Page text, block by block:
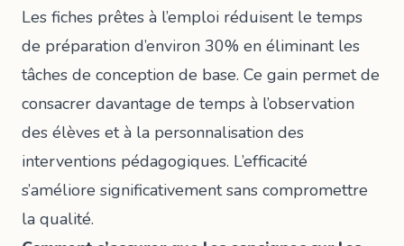
Les fiches prêtes à l’emploi réduisent le temps
de préparation d’environ 30% en éliminant les
tâches de conception de base. Ce gain permet de
consacrer davantage de temps à l’observation
des élèves et à la personnalisation des
interventions pédagogiques. L’efficacité
s’améliore significativement sans compromettre
la qualité.